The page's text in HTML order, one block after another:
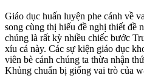
Giáo dục huấn luyện phe cánh về
song cùng thị hiếu đề nghị thiết đề
chúng là rất kỳ nhiều chiếc bước
xíu cá này. Các sự kiện giáo dục
viên bè cánh chúng ta thừa nhận
Khủng chuẩn bị giống vai trò của